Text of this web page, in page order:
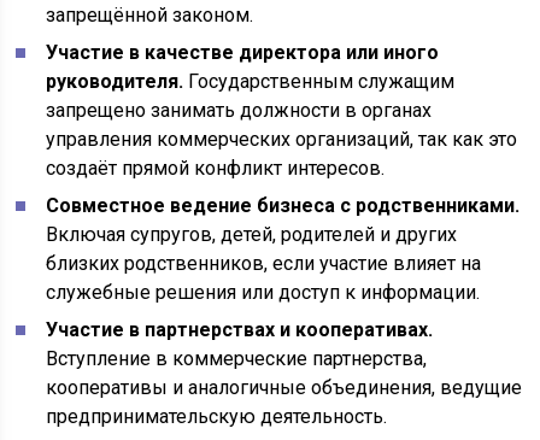
запрещённой законом.
Участие в качестве директора или иного
руководителя. Государственным служащим
запрещено занимать должности в органах
управления коммерческих организаций, так как это
создаёт прямой конфликт интересов.
Совместное ведение бизнеса с родственниками.
Включая супругов, детей, родителей и других
близких родственников, если участие влияет на
служебные решения или доступ к информации.
Участие в партнерствах и кооперативах.
Вступление в коммерческие партнерства,
кооперативы и аналогичные объединения, ведущие
предпринимательскую деятельность.